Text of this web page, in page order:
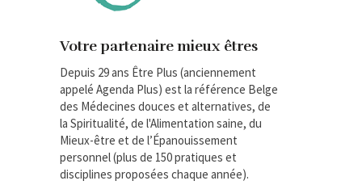
Votre partenaire mieux êtres
Depuis 29 ans Être Plus (anciennement
appelé Agenda Plus) est la référence Belge
des Médecines douces et alternatives, de
la Spiritualité, de l'Alimentation saine, du
Mieux-être et de l’Épanouissement
personnel (plus de 150 pratiques et
disciplines proposées chaque année).